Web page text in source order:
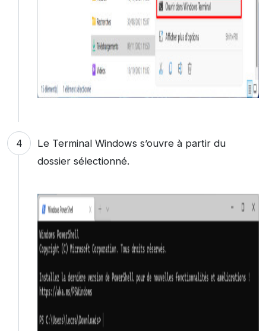
Le Terminal Windows s’ouvre à partir du
dossier sélectionné.